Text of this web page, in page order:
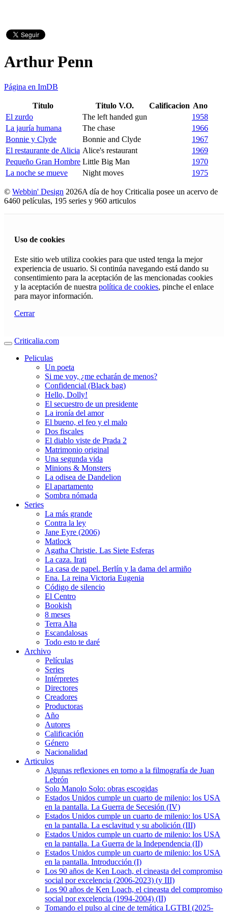
Arthur Penn
Página en ImDB
Titulo Titulo V.O. Calificacion Ano
El zurdo
The left handed gun
1958
La jauría humana
The chase
1966
Bonnie y Clyde
Bonnie and Clyde
1967
El restaurante de Alicia Alice's restaurant
1969
Pequeño Gran Hombre Little Big Man
1970
La noche se mueve
Night moves 1975
© Webbin' Design 2026A día de hoy Criticalia posee un acervo de
6460 películas, 195 series y 960 articulos
Uso de cookies
Este sitio web utiliza cookies para que usted tenga la mejor
experiencia de usuario. Si continúa navegando está dando su
consentimiento para la aceptación de las mencionadas cookies
y la aceptación de nuestra política de cookies, pinche el enlace
para mayor información.
Cerrar
Criticalia.com
Peliculas
Un poeta
Si me voy, ¿me echarán de menos?
Confidencial (Black bag)
Hello, Dolly!
El secuestro de un presidente
La ironía del amor
El bueno, el feo y el malo
Dos fiscales
El diablo viste de Prada 2
Matrimonio original
Una segunda vida
Minions & Monsters
La odisea de Dandelion
El apartamento
Sombra nómada
Series
La más grande
Contra la ley
Jane Eyre (2006)
Matlock
Agatha Christie. Las Siete Esferas
La caza. Irati
La casa de papel. Berlín y la dama del armiño
Ena. La reina Victoria Eugenia
Código de silencio
El Centro
Bookish
8 meses
Terra Alta
Escandalosas
Todo esto te daré
Archivo
Películas
Series
Intérpretes
Directores
Creadores
Productoras
Año
Autores
Calificación
Género
Nacionalidad
Articulos
Algunas reflexiones en torno a la filmografía de Juan
Lebrón
Solo Manolo Solo: obras escogidas
Estados Unidos cumple un cuarto de milenio: los USA
en la pantalla. La Guerra de Secesión (IV)
Estados Unidos cumple un cuarto de milenio: los USA
en la pantalla. La esclavitud y su abolición (III)
Estados Unidos cumple un cuarto de milenio: los USA
en la pantalla. La Guerra de la Independencia (II)
Estados Unidos cumple un cuarto de milenio: los USA
en la pantalla. Introducción (I)
Los 90 años de Ken Loach, el cineasta del compromiso
social por excelencia (2006-2023) (y III)
Los 90 años de Ken Loach, el cineasta del compromiso
social por excelencia (1994-2004) (II)
Tomando el pulso al cine de temática LGTBI (2025-